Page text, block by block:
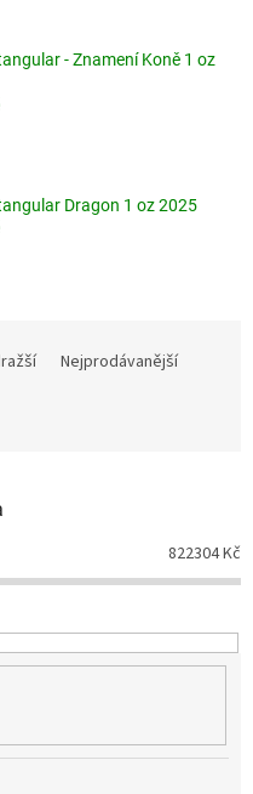
- Znamení Koně 1 oz
Dragon 1 oz 2025
Nejprodávanější
822304Kč